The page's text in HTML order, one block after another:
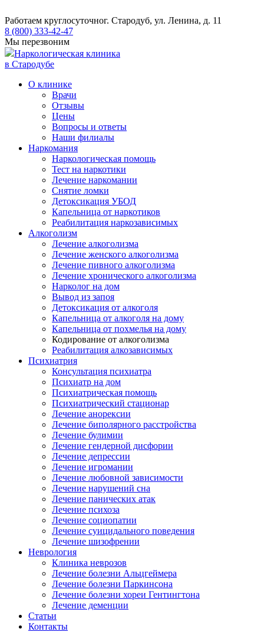
Работаем круглосуточног. Стародуб, ул. Ленина, д. 11
8 (800) 333-42-47
Мы перезвоним
Наркологическая клиника
в Стародубе
О клинике
Врачи
Отзывы
Цены
Вопросы и ответы
Наши филиалы
Наркомания
Наркологическая помощь
Тест на наркотики
Лечение наркомании
Снятие ломки
​​Детоксикация УБОД
Капельница от наркотиков
Реабилитация наркозависимых
Алкоголизм
Лечение алкоголизма
Лечение женского алкоголизма
Лечение пивного алкоголизма
Лечение хронического алкоголизма
Нарколог на дом
Вывод из запоя
Детоксикация от алкоголя
Капельница от алкоголя на дому
Капельница от похмелья на дому
Кодирование от алкоголизма
Реабилитация алкозависимых
Психиатрия
Консультация психиатра
Психиатр на дом
Психиатрическая помощь
Психиатрический стационар
Лечение анорексии
Лечение биполярного расстройства
Лечение булимии
Лечение гендерной дисфории
Лечение депрессии
Лечение игромании
Лечение любовной зависимости
Лечение нарушений сна
Лечение панических атак
Лечение психоза
Лечение социопатии
Лечение суицидального поведения
Лечение шизофрении
Неврология
Клиника неврозов
Лечение болезни Альцгеймера
Лечение болезни Паркинсона
Лечение болезни хореи Гентингтона
Лечение деменции
Статьи
Контакты